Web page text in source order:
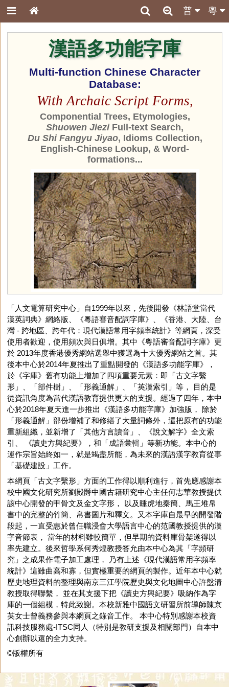
粵
普
漢語多功能字庫
Multi-function Chinese Character
Database:
With Archaic Script Forms,
Componential Trees, Etymologies,
Shuowen JieziFull-text Search,
Du Shi Fangyu Jiyao, Idioms Collection,
English-Chinese Lookup, & Word-
formations...
「人文電算研究中心」自1999年以來，先後開發《林語堂當代
漢英詞典》網絡版、《粵語審音配詞字庫》、《香港、大陸、台
灣 - 跨地區、跨年代：現代漢語常用字頻率統計》等網頁，深受
使用者歡迎，使用頻次與日俱增。其中《粵語審音配詞字庫》更
於 2013年度香港優秀網站選舉中獲選為十大優秀網站之首。其
後本中心於2014年夏推出了重點開發的《漢語多功能字庫》，
於《字庫》舊有功能上增加了四項重要元素：即「古文字繫
形」、「部件樹」、「形義通解」、「英漢索引」等， 目的是
從資訊角度為當代漢語教育提供更大的支援。經過了四年，本中
心於2018年夏天進一步推出《漢語多功能字庫》加強版， 除於
「形義通解」部份增補了和修繕了大量詞條外，還把原有的功能
重新組織，並新增了「其他方言讀音」、《說文解字》全文索
引、 《讀史方輿紀要》，和「成語彙輯」等新功能。本中心的
運作宗旨始終如一，就是竭盡所能，為未來的漢語漢字教育從事
「基礎建設」工作。
本網頁「古文字繫形」方面的工作得以順利進行，首先應感謝本
校中國文化研究所劉殿爵中國古籍研究中心主任何志華教授提供
該中心開發的甲骨文及金文字形， 以及睡虎地秦簡、馬王堆帛
書中的完整的竹簡、帛書圖片和釋文。又本字庫自最早的開發階
段起，一直受惠於曾任職浸會大學語言中心的范國教授提供的漢
字音節表， 當年的材料雖較簡單，但早期的資料庫骨架遂得以
率先建立。後來哲學系何秀煌教授答允由本中心為其「字頻研
究」之成果作電子加工處理， 乃有上述《現代漢語常用字頻率
統計》這雖曲高和寡，但實極重要的網頁的製作。近年本中心就
歷史地理資料的整理與南京三江學院歷史與文化地圖中心許盤清
教授取得聯繫， 並在其支援下把《讀史方輿紀要》吸納作為字
庫的一個組模，特此致謝。本校新雅中國語文研習所前導師陳京
英女士曾義務參與本網頁之錄音工作。 本中心特別感謝本校資
訊科技服務處-ITSC同人（特別是教研支援及相關部門）自本中
心創辦以還的全力支持。
©版權所有